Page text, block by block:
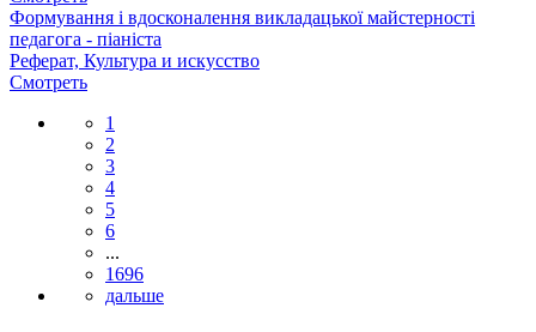
Формування і вдосконалення викладацької майстерності
педагога - піаніста
Реферат, Культура и искусство
Смотреть
1
2
3
4
5
6
...
1696